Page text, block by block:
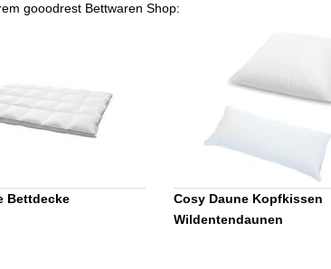
gooodrest Bettwaren Shop:
Bettdecke
Cosy Daune Kopfkissen
Wildentendaunen